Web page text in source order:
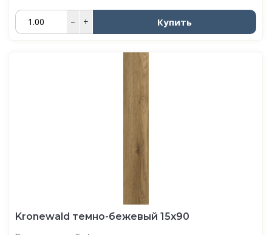
– + Купить
Kronewald темно-бежевый 15х90